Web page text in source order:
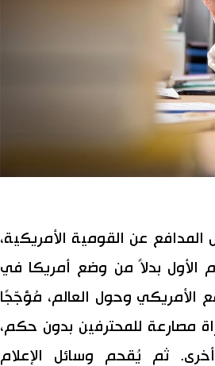
المدافع عن القومية الأمريكية،
الأول بدلاً من وضع أمريكا في
الأمريكي وحول العالم، مُؤجّجًا
مصارعة للمحترفين بدون حكم،
ثم يُقحم وسائل الإعلام